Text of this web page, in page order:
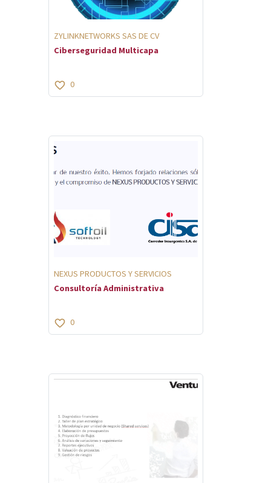
ZYLINKNETWORKS SAS DE CV
Ciberseguridad Multicapa
0
NEXUS PRODUCTOS Y SERVICIOS
Consultoría Administrativa
0